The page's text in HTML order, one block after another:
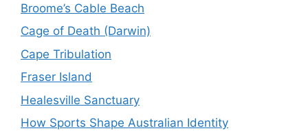
Broome’s Cable Beach
Cage of Death (Darwin)
Cape Tribulation
Fraser Island
Healesville Sanctuary
How Sports Shape Australian Identity